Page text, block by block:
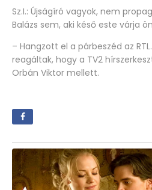
Sz.I.: Újságíró vagyok, nem
Balázs sem, aki késő este várja
– Hangzott el a párbeszéd az
reagáltak, hogy a TV2
Orbán Viktor mellett.